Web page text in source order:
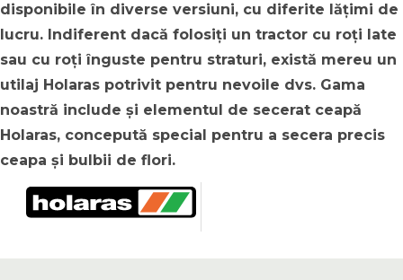
disponibile în diverse versiuni, cu diferite lățimi de
lucru. Indiferent dacă folosiți un tractor cu roți late
sau cu roți înguste pentru straturi, există mereu un
utilaj Holaras potrivit pentru nevoile dvs. Gama
noastră include și elementul de secerat ceapă
Holaras, concepută special pentru a secera precis
ceapa și bulbii de flori.